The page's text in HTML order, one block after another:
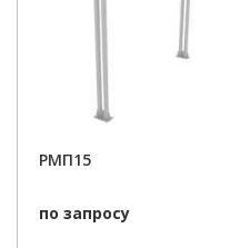
РМП15
по запросу